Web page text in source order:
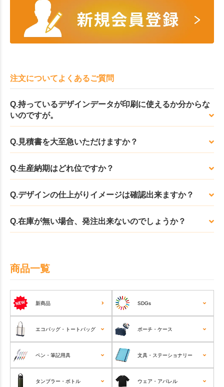
注文についてよくあるご質問
Q.持っているデザインデータが印刷に使えるか分からな
いのですが。
Q.見積書を大至急いただけますか？
Q.生産納期はどれ位ですか？
Q.デザインの仕上がりイメージは確認出来ますか？
Q.在庫が無い場合、発注出来ないのでしょうか？
商品一覧
新商品 SDGs
エコバッグ・トートバッグ ポーチ・ケース
ペン・筆記用具 文具・ステーショナリー
タンブラー・ボトル ウェア・アパレル